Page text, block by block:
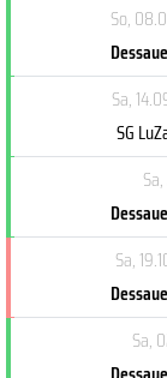
So,
Sa,
SG
Sa,
Sa,